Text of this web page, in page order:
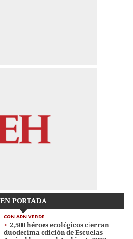
EN PORTADA
CON ADN VERDE
2,500 héroes ecológicos cierran
duodécima edición de Escuelas